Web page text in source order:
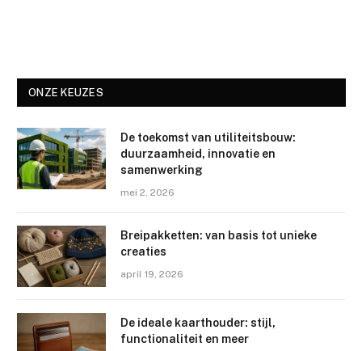
ONZE KEUZES
De toekomst van utiliteitsbouw:
duurzaamheid, innovatie en
samenwerking
mei 2, 2026
Breipakketten: van basis tot unieke
creaties
april 19, 2026
De ideale kaarthouder: stijl,
functionaliteit en meer